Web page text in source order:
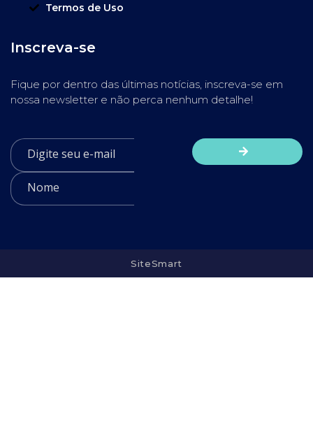
Termos de Uso
Inscreva-se
Fique por dentro das últimas notícias, inscreva-se em
nossa newsletter e não perca nenhum detalhe!
SiteSmart